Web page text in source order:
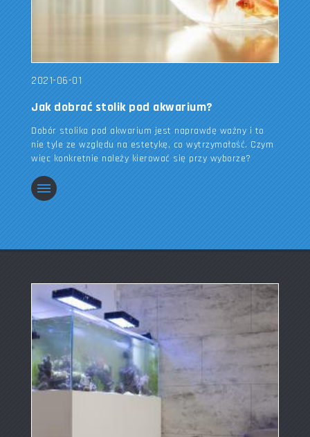
2021-06-01
Jak dobrać stolik pod akwarium?
Dobór stolika pod akwarium jest naprawdę ważny i to
nie tyle ze względu na estetykę, co wytrzymałość. Czym
więc konkretnie należy kierować się przy wyborze?